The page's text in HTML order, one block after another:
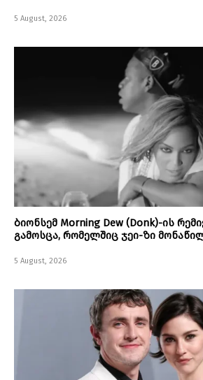
5 August, 2026
ბიონსემ Morning Dew (Donk)-ის
გამოსცა, რომელშიც ჯეი-ზი
5 August, 2026